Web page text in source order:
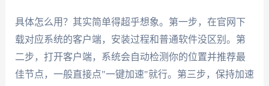
具体怎么用？其实简单得超乎想象。第一步，在官网下
载对应系统的客户端，安装过程和普通软件没区别。第
二步，打开客户端，系统会自动检测你的位置并推荐最
佳节点，一般直接点"一键加速"就行。第三步，保持加速